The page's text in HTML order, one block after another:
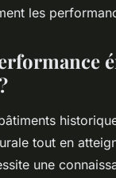
les
tout en
une